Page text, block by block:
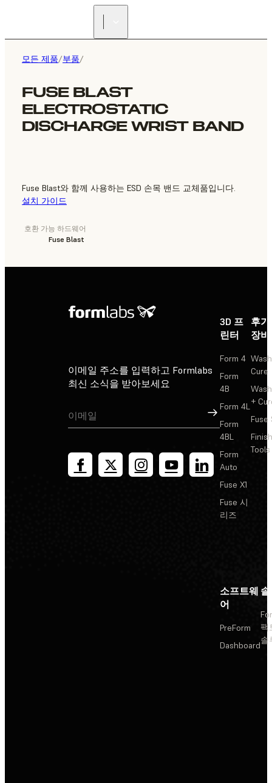
모든 제품/부품/
FUSE BLAST
ELECTROSTATIC
DISCHARGE WRIST BAND
Fuse Blast와 함께 사용하는 ESD 손목 밴드 교체품입니다.
설치 가이드
호환 가능 하드웨어
Fuse Blast
이메일 주소를 입력하고 Formlabs
최신 소식을 받아보세요
가입
3D 프
린터
Form 4
Form
4B
Form 4L
Form
4BL
Form
Auto
Fuse X1
Fuse 시
리즈
후
장비
Cure
+
Fuse
Tools
소프트웨
어
PreForm
Dashboard
팩
솔